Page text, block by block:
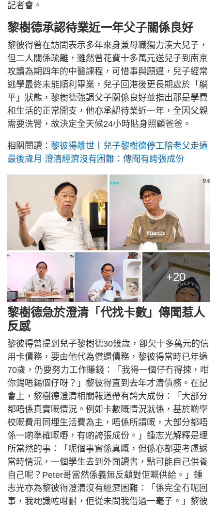
記者會。
黎樹德承認待業近一年父子關係良好
黎彼得曾在訪問表示多年來身兼母職獨力湊大兒子，
但二人關係疏離，雖然曾花費十多萬元送兒子到南京
攻讀為期四年的中醫課程，可惜事與願違，兒子經常
逃學最終未能順利畢業，兒子回港後更長期處於「躺
平」狀態，黎樹德強調父子關係良好並指出那是學費
和生活的正常開支，他亦承認待業近一年，全因父親
需要洗腎，故決定全天候24小時貼身照顧爸爸。
相關閱讀： 黎彼得離世丨兒子黎樹德停工陪老父走過
最後歲月 澄清經濟沒有困難：傳聞有誇張成份
+20
黎樹德急於澄清「代找卡數」傳聞惹人
反感
黎彼得曾提到兒子黎樹德30幾歲，卻欠十多萬元的信
用卡債務，要由他代為償還債務，黎彼得當時已年過
70歲，仍要努力工作賺錢：「我得一個仔冇得揀，咁
你錫唔錫個仔呀？」黎彼得直到去年才清債務。在記
會上，黎樹德澄清相關報道帶有誇大成份：「大部分
都唔係真實嘅情況。例如卡數嘅情況就係，基於啲學
校嘅費用同埋生活費為主，唔係所謂嘅，大部分都唔
係一啲準確嘅嘢，有啲誇張成份。」鍾志光解釋是理
所當然的事：「呢個事實係真嘅，但係亦都要考慮返
當時情況，一個學生去到外面讀書，點可能自己供養
自己呢？Peter哥當然係義無反顧對佢嘅供給。」鍾
志光亦為黎彼得澄清沒有經濟困難：「係完全冇呢回
事，我哋識咗咁耐，佢從未問我借過一毫子。」黎彼